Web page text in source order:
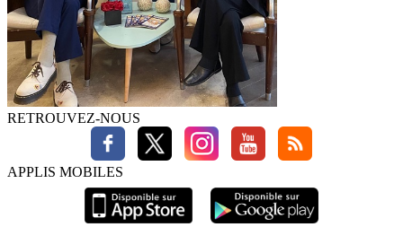
RETROUVEZ-NOUS
APPLIS MOBILES